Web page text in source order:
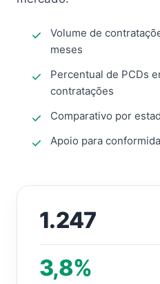
Volume de
meses
Percentual de PCDs
contratações
Comparativo por
Apoio para
1.247
3,8%